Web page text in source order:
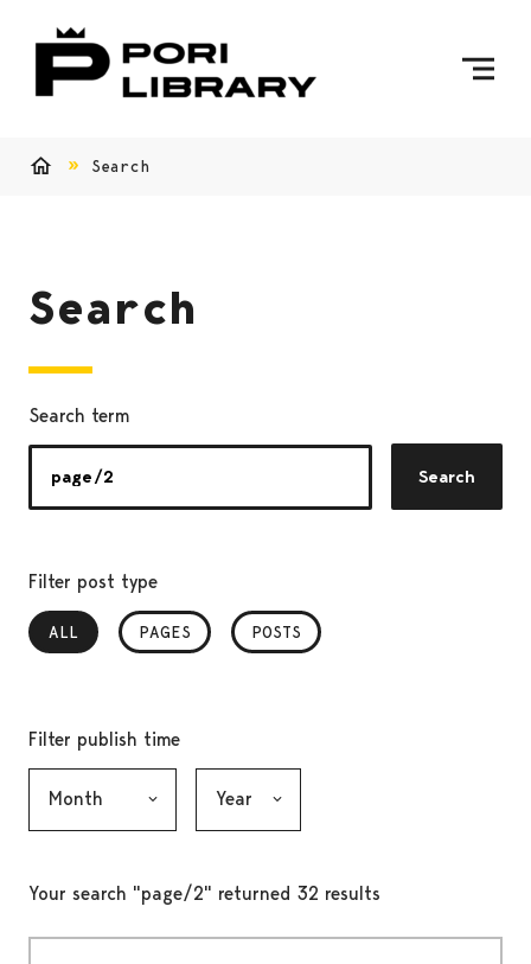
Search
Search
Search term
Search
Filter post type
ALL
, SELECTEDPAGES POSTS
Filter publish time
Your search "page/2" returned 32 results